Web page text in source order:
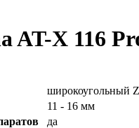
AT-X 116
широкоугольный
11 - 16 мм
да